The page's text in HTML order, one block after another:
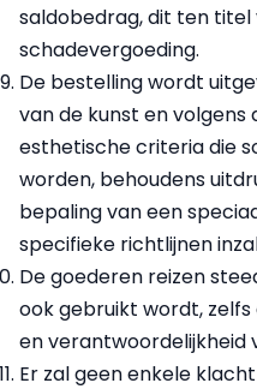
saldobedrag, dit ten
schadevergoeding.
De bestelling wordt
van de kunst en volgens
esthetische criteria die
worden, behoudens
bepaling van een
specifieke richtlijnen
De goederen reizen
ook gebruikt wordt,
en
Er zal geen enkele